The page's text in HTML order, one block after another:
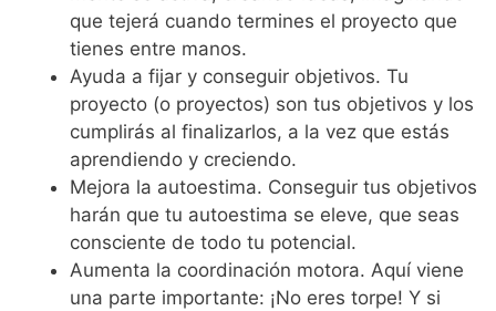
que tejerá cuando termines el proyecto que
tienes entre manos.
Ayuda a fijar y conseguir objetivos. Tu
proyecto (o proyectos) son tus objetivos y los
cumplirás al finalizarlos, a la vez que estás
aprendiendo y creciendo.
Mejora la autoestima. Conseguir tus objetivos
harán que tu autoestima se eleve, que seas
consciente de todo tu potencial.
Aumenta la coordinación motora. Aquí viene
una parte importante: ¡No eres torpe! Y si